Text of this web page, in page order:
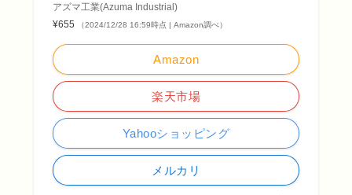
アズマ工業(Azuma Industrial)
¥655
（2024/12/28 16:59時点 | Amazon調べ）
Amazon
楽天市場
Yahooショッピング
メルカリ